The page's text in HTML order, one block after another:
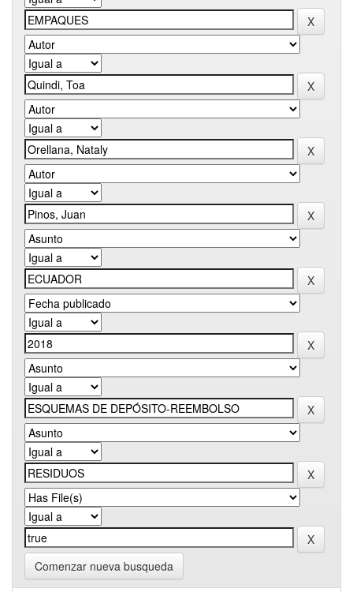
Comenzar nueva busqueda